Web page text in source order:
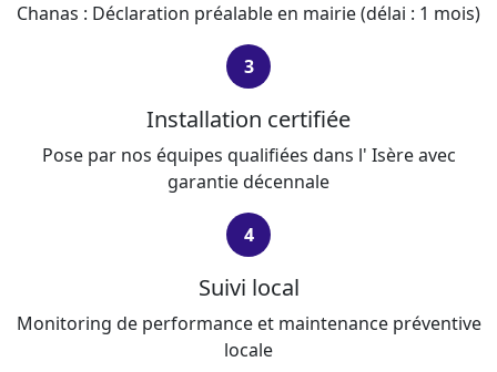
Chanas : Déclaration préalable en mairie (délai : 1 mois)
3
Installation certifiée
Pose par nos équipes qualifiées dans l' Isère avec
garantie décennale
4
Suivi local
Monitoring de performance et maintenance préventive
locale